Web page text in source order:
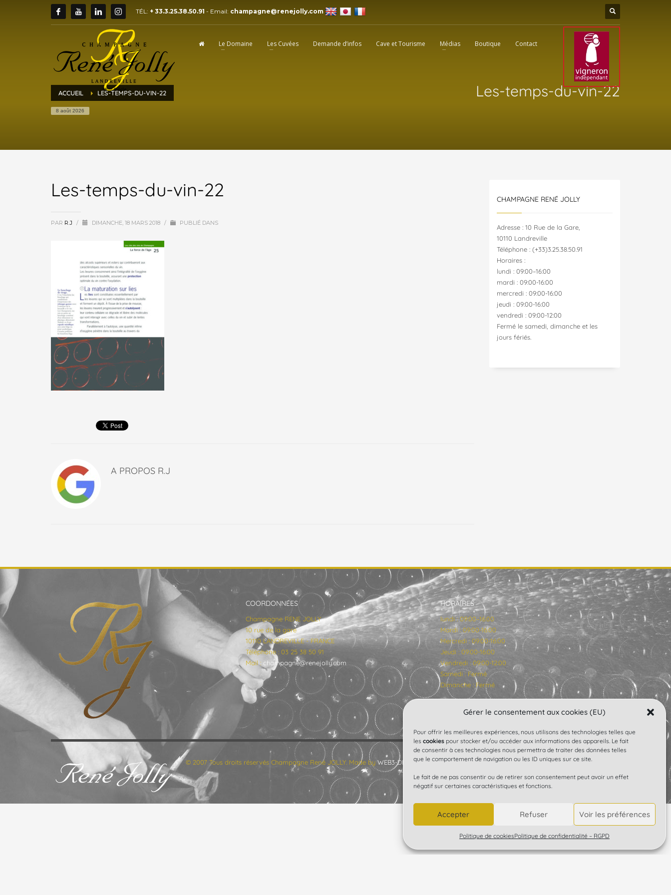
Gérer le consentement aux cookies (EU)
Pour offrir les meilleures expériences, nous utilisons des technologies telles que
les cookies pour stocker et/ou accéder aux informations des appareils. Le fait
de consentir à ces technologies nous permettra de traiter des données telles
que le comportement de navigation ou les ID uniques sur ce site.
Le fait de ne pas consentir ou de retirer son consentement peut avoir un effet
négatif sur certaines caractéristiques et fonctions.
Accepter Refuser Voir les préférences
Politique de cookiesPolitique de confidentialité – RGPD
TÉL: + 33.3.25.38.50.91 - Email: champagne@renejolly.com
Le Domaine Les Cuvées Demande d’infos Cave et Tourisme Médias Boutique Contact
ACCUEIL LES-TEMPS-DU-VIN-22
8 août 2026
Les-temps-du-vin-22
Les-temps-du-vin-22
PAR R.J / DIMANCHE, 18 MARS 2018 / PUBLIÉ DANS
A PROPOS R.J
CHAMPAGNE RENÉ JOLLY
Adresse : 10 Rue de la Gare,
10110 Landreville
Téléphone : (+33)3.25.38.50.91
Horaires :
lundi : 09:00–16:00
mardi : 09:00-16:00
mercredi : 09:00-16:00
jeudi : 09:00-16:00
vendredi : 09:00-12:00
Fermé le samedi, dimanche et les
jours fériés.
COORDONNÉES
Champagne RENE JOLLY
10 rue de la gare
10110 LANDREVILLE - FRANCE
Téléphone : 03 25 38 50 91
Mail : champagne@renejolly.com
HORAIRES
lundi : 09:00–16:00
Mardi : 09:00-16:00
Mercredi : 09:00-16:00
Jeudi : 09:00-16:00
Vendredi : 09:00-12:00
Samedi : Fermé
Dimanche : Fermé
SUIVEZ-NOUS
© 2007 Tous droits réservés Champagne René JOLLY. Made by WEB3-DESIGN.